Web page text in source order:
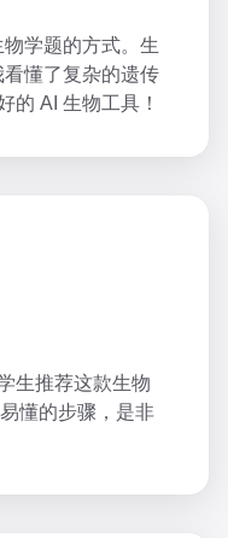
学题的方式。生
懂了复杂的遗传
的 AI 生物工具！
生推荐这款生物
懂的步骤，是非